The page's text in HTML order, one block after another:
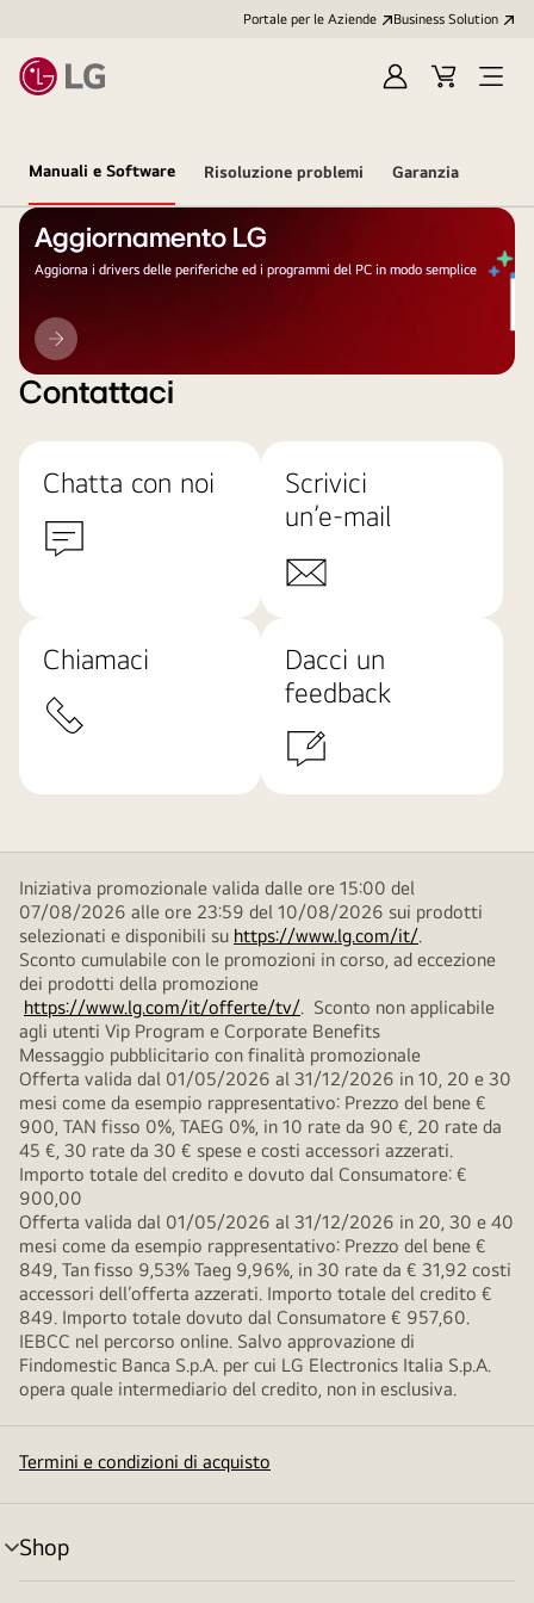
Portale per le Aziende Business Solution
AccediCart
Open
Manuali e Software Risoluzione problemi Garanzia
Aggiornamento LG
Aggiorna i drivers delle periferiche ed i programmi del PC in modo semplice
Aggiornamento
LG
Contattaci
Chatta con noi
Scrivici
un’e-mail
Chiamaci
Dacci un
feedback
Iniziativa promozionale valida dalle ore 15:00 del
07/08/2026 alle ore 23:59 del 10/08/2026 sui prodotti
selezionati e disponibili su https://www.lg.com/it/.
Sconto cumulabile con le promozioni in corso, ad eccezione
dei prodotti della promozione
https://www.lg.com/it/offerte/tv/. Sconto non applicabile
agli utenti Vip Program e Corporate Benefits
Messaggio pubblicitario con finalità promozionale
Offerta valida dal 01/05/2026 al 31/12/2026 in 10, 20 e 30
mesi come da esempio rappresentativo: Prezzo del bene €
900, TAN fisso 0%, TAEG 0%, in 10 rate da 90 €, 20 rate da
45 €, 30 rate da 30 € spese e costi accessori azzerati.
Importo totale del credito e dovuto dal Consumatore: €
900,00
Offerta valida dal 01/05/2026 al 31/12/2026 in 20, 30 e 40
mesi come da esempio rappresentativo: Prezzo del bene €
849, Tan fisso 9,53% Taeg 9,96%, in 30 rate da € 31,92 costi
accessori dell’offerta azzerati. Importo totale del credito €
849. Importo totale dovuto dal Consumatore € 957,60.
IEBCC nel percorso online. Salvo approvazione di
Findomestic Banca S.p.A. per cui LG Electronics Italia S.p.A.
opera quale intermediario del credito, non in esclusiva.
Termini e condizioni di acquisto
Shop
Attivazione
menu